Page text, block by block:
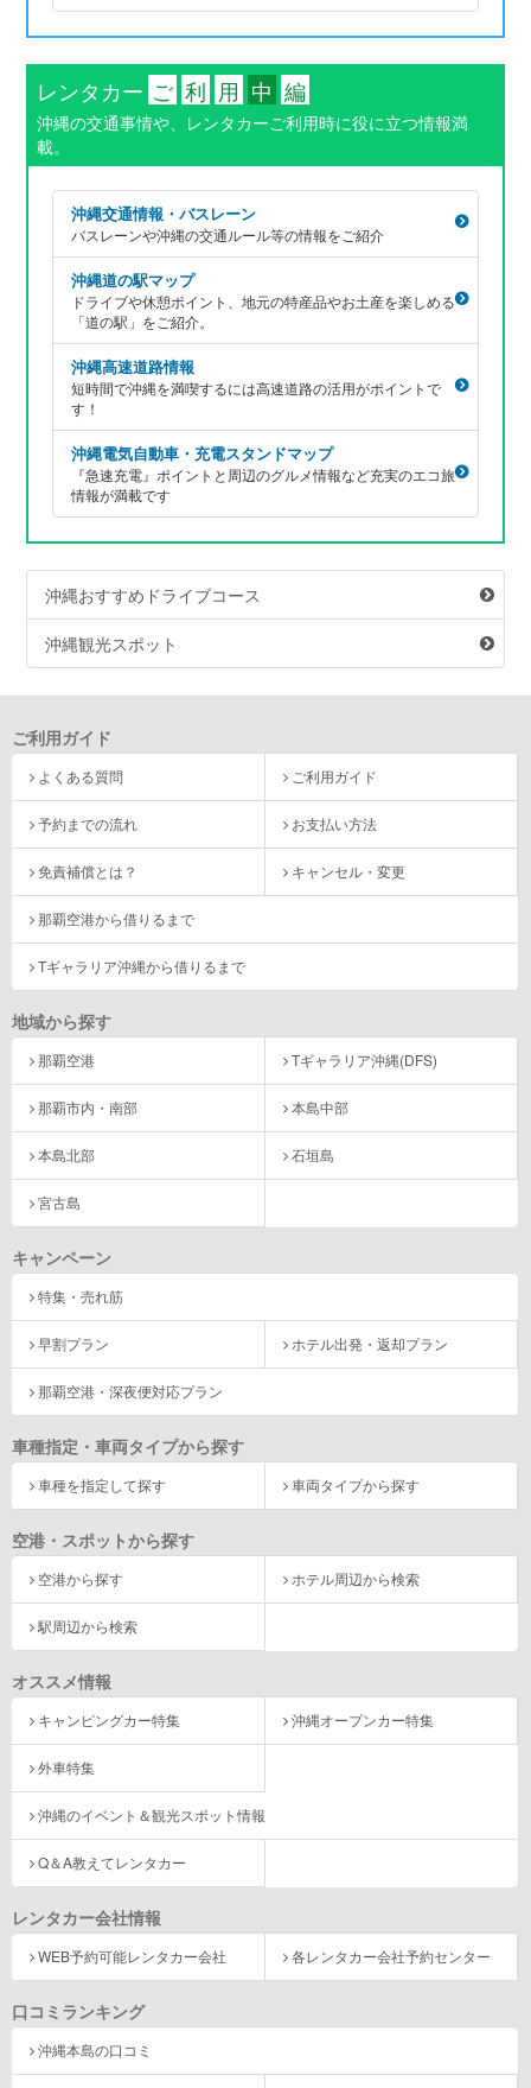
レンタカー ご 利 用 中 編
沖縄の交通事情や、レンタカーご利用時に役に立つ情報満
載。
沖縄交通情報・バスレーン
バスレーンや沖縄の交通ルール等の情報をご紹介
沖縄道の駅マップ
ドライブや休憩ポイント、地元の特産品やお土産を楽しめる
「道の駅」をご紹介。
沖縄高速道路情報
短時間で沖縄を満喫するには高速道路の活用がポイントで
す！
沖縄電気自動車・充電スタンドマップ
『急速充電』ポイントと周辺のグルメ情報など充実のエコ旅
情報が満載です
沖縄おすすめドライブコース
沖縄観光スポット
ご利用ガイド
よくある質問 ご利用ガイド
予約までの流れ お支払い方法
免責補償とは？ キャンセル・変更
那覇空港から借りるまで
Tギャラリア沖縄から借りるまで
地域から探す
那覇空港 Tギャラリア沖縄(DFS)
那覇市内・南部 本島中部
本島北部 石垣島
宮古島
キャンペーン
特集・売れ筋
早割プラン ホテル出発・返却プラン
那覇空港・深夜便対応プラン
車種指定・車両タイプから探す
車種を指定して探す 車両タイプから探す
空港・スポットから探す
空港から探す ホテル周辺から検索
駅周辺から検索
オススメ情報
キャンピングカー特集 沖縄オープンカー特集
外車特集
沖縄のイベント＆観光スポット情報
Q＆A教えてレンタカー
レンタカー会社情報
WEB予約可能レンタカー会社 各レンタカー会社予約センター
口コミランキング
沖縄本島の口コミ